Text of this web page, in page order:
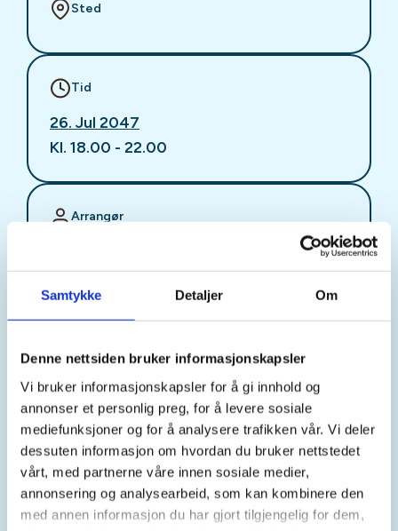
Samtykke Detaljer Om
Denne nettsiden bruker informasjonskapsler
Vi bruker informasjonskapsler for å gi innhold og
annonser et personlig preg, for å levere sosiale
mediefunksjoner og for å analysere trafikken vår. Vi deler
dessuten informasjon om hvordan du bruker nettstedet
vårt, med partnerne våre innen sosiale medier,
annonsering og analysearbeid, som kan kombinere den
med annen informasjon du har gjort tilgjengelig for dem,
Sted
Tid
26. Jul 2047
Kl. 18.00 - 22.00
Arrangør
Kontaktperson
sjffung@outlook.com
Fast fredagsmøte i
Ungdomsutvalget SJFF
(SJFFU)